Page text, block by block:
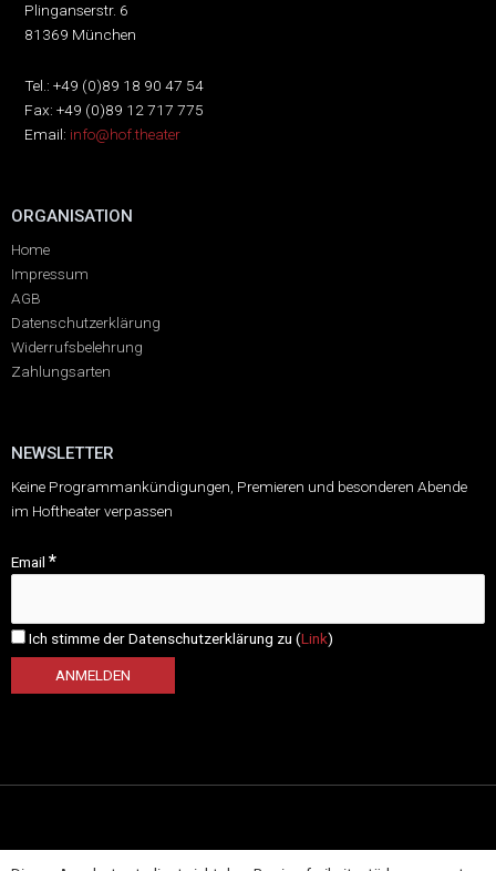
Plinganserstr. 6
81369 München
Tel.: +49 (0)89 18 90 47 54
Fax: +49 (0)89 12 717 775
Email: info@hof.theater
ORGANISATION
Home
Impressum
AGB
Datenschutzerklärung
Widerrufsbelehrung
Zahlungsarten
NEWSLETTER
Keine Programmankündigungen, Premieren und besonderen Abende
im Hoftheater verpassen
Email *
Ich stimme der Datenschutzerklärung zu (Link)